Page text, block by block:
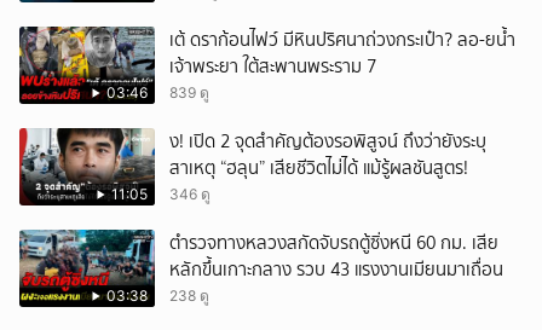
03:46
เต้ ดราก้อนไฟว์ มีหินปริศนาถ่วงกระเป๋า? ลอ-ยน้ำ
เจ้าพระยา ใต้สะพานพระราม 7
839 ดู
11:05
ึ้ง! เปิด 2 จุดสำคัญต้องรอพิสูจน์ ถึงว่ายังระบุ
สาเหตุ “ฮลุน” เสียชีวิตไม่ได้ แม้รู้ผลชันสูตร!
346 ดู
03:38
ตำรวจทางหลวงสกัดจับรถตู้ซิ่งหนี 60 กม. เสีย
หลักขึ้นเกาะกลาง รวบ 43 แรงงานเมียนมาเถื่อน
238 ดู